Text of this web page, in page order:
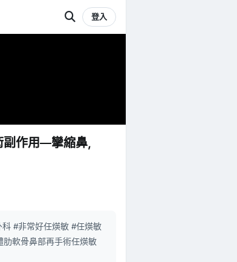
登入
作用—攣縮鼻，
#非常好任煐敏 #任煐敏
肋軟骨鼻部再手術任煐敏